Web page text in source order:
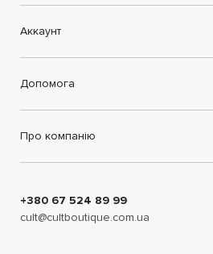
Аккаунт
Допомога
Про компанію
+380 67 524 89 99
cult@cultboutique.com.ua